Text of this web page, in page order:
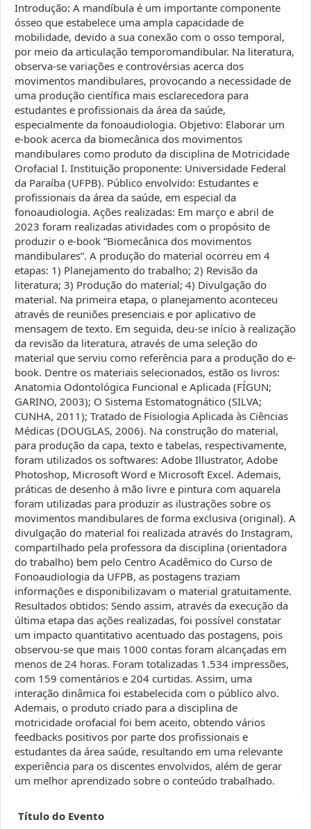
Introdução: A mandíbula é um importante componente
ósseo que estabelece uma ampla capacidade de
mobilidade, devido a sua conexão com o osso temporal,
por meio da articulação temporomandibular. Na literatura,
observa-se variações e controvérsias acerca dos
movimentos mandibulares, provocando a necessidade de
uma produção científica mais esclarecedora para
estudantes e profissionais da área da saúde,
especialmente da fonoaudiologia. Objetivo: Elaborar um
e-book acerca da biomecânica dos movimentos
mandibulares como produto da disciplina de Motricidade
Orofacial I. Instituição proponente: Universidade Federal
da Paraíba (UFPB). Público envolvido: Estudantes e
profissionais da área da saúde, em especial da
fonoaudiologia. Ações realizadas: Em março e abril de
2023 foram realizadas atividades com o propósito de
produzir o e-book “Biomecânica dos movimentos
mandibulares”. A produção do material ocorreu em 4
etapas: 1) Planejamento do trabalho; 2) Revisão da
literatura; 3) Produção do material; 4) Divulgação do
material. Na primeira etapa, o planejamento aconteceu
através de reuniões presenciais e por aplicativo de
mensagem de texto. Em seguida, deu-se início à realização
da revisão da literatura, através de uma seleção do
material que serviu como referência para a produção do e-
book. Dentre os materiais selecionados, estão os livros:
Anatomia Odontológica Funcional e Aplicada (FÍGUN;
GARINO, 2003); O Sistema Estomatognático (SILVA;
CUNHA, 2011); Tratado de Fisiologia Aplicada às Ciências
Médicas (DOUGLAS, 2006). Na construção do material,
para produção da capa, texto e tabelas, respectivamente,
foram utilizados os softwares: Adobe Illustrator, Adobe
Photoshop, Microsoft Word e Microsoft Excel. Ademais,
práticas de desenho à mão livre e pintura com aquarela
foram utilizadas para produzir as ilustrações sobre os
movimentos mandibulares de forma exclusiva (original). A
divulgação do material foi realizada através do Instagram,
compartilhado pela professora da disciplina (orientadora
do trabalho) bem pelo Centro Acadêmico do Curso de
Fonoaudiologia da UFPB, as postagens traziam
informações e disponibilizavam o material gratuitamente.
Resultados obtidos: Sendo assim, através da execução da
última etapa das ações realizadas, foi possível constatar
um impacto quantitativo acentuado das postagens, pois
observou-se que mais 1000 contas foram alcançadas em
menos de 24 horas. Foram totalizadas 1.534 impressões,
com 159 comentários e 204 curtidas. Assim, uma
interação dinâmica foi estabelecida com o público alvo.
Ademais, o produto criado para a disciplina de
motricidade orofacial foi bem aceito, obtendo vários
feedbacks positivos por parte dos profissionais e
estudantes da área saúde, resultando em uma relevante
experiência para os discentes envolvidos, além de gerar
um melhor aprendizado sobre o conteúdo trabalhado.
Título do Evento